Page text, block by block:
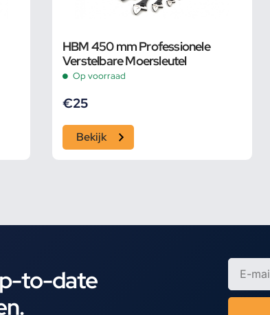
HBM 450 mm Professionele
Verstelbare Moersleutel
Op voorraad
€25
Bekijk
to-date